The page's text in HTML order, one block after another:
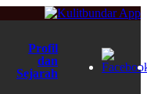
Profil
dan
Sejarah